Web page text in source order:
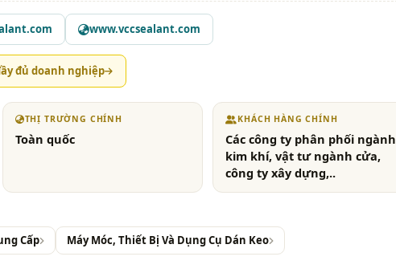
www.vccsealant.com
đủ doanh nghiệp
THỊ TRƯỜNG CHÍNH
Toàn quốc
KHÁCH HÀNG CHÍNH
Các công ty phân phối ngành
kim khí, vật tư ngành cửa,
công ty xây dựng,..
Cấp
Máy Móc, Thiết Bị Và Dụng Cụ Dán Keo